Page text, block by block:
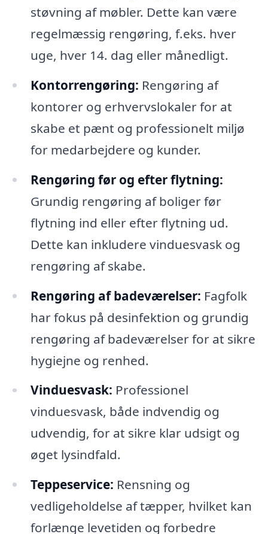
støvning af møbler. Dette kan være
regelmæssig rengøring, f.eks. hver
uge, hver 14. dag eller månedligt.
Kontorrengøring: Rengøring af
kontorer og erhvervslokaler for at
skabe et pænt og professionelt miljø
for medarbejdere og kunder.
Rengøring før og efter flytning:
Grundig rengøring af boliger før
flytning ind eller efter flytning ud.
Dette kan inkludere vinduesvask og
rengøring af skabe.
Rengøring af badeværelser: Fagfolk
har fokus på desinfektion og grundig
rengøring af badeværelser for at sikre
hygiejne og renhed.
Vinduesvask: Professionel
vinduesvask, både indvendig og
udvendig, for at sikre klar udsigt og
øget lysindfald.
Teppeservice: Rensning og
vedligeholdelse af tæpper, hvilket kan
forlænge levetiden og forbedre